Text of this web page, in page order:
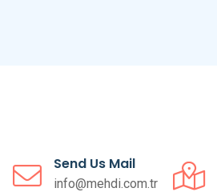
Send Us Mail
info@mehdi.com.tr